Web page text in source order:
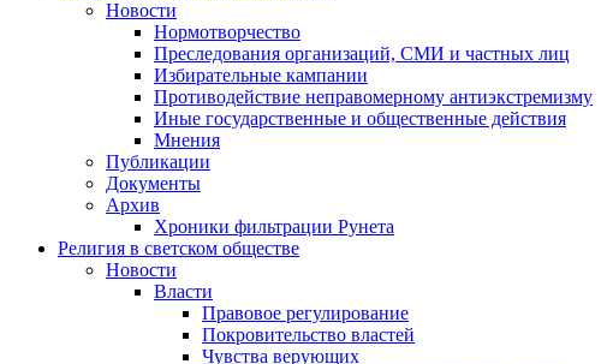
Новости
Нормотворчество
Преследования организаций, СМИ и частных лиц
Избирательные кампании
Противодействие неправомерному антиэкстремизму
Иные государственные и общественные действия
Мнения
Публикации
Документы
Архив
Хроники фильтрации Рунета
Религия в светском обществе
Новости
Власти
Правовое регулирование
Покровительство властей
Чувства верующих